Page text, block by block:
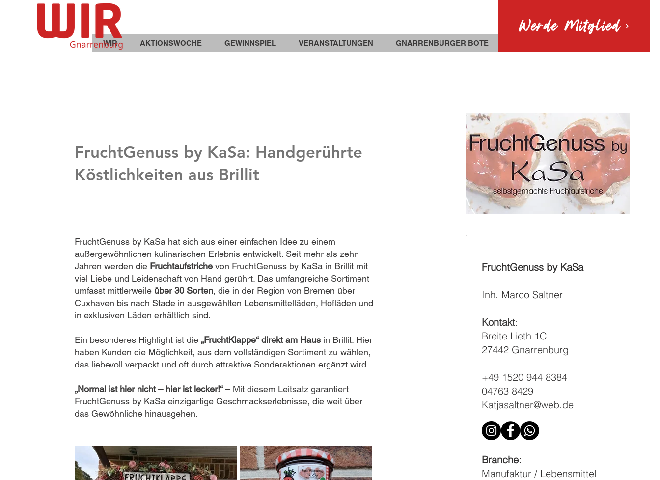
Werde Mitglied
WIR AKTIONSWOCHE GEWINNSPIEL VERANSTALTUNGEN GNARRENBURGER BOTE
FruchtGenuss by KaSa: Handgerührte
Köstlichkeiten aus Brillit
FruchtGenuss by KaSa hat sich aus einer einfachen Idee zu einem
außergewöhnlichen kulinarischen Erlebnis entwickelt. Seit mehr als zehn
Jahren werden die Fruchtaufstrichevon FruchtGenuss by KaSa in Brillit mit
viel Liebe und Leidenschaft von Hand gerührt. Das umfangreiche Sortiment
umfasst mittlerweile über 30 Sorten, die in der Region von Bremen über
Cuxhaven bis nach Stade in ausgewählten Lebensmittelläden, Hofläden und
in exklusiven Läden erhältlich sind.
Ein besonderes Highlight ist die„FruchtKlappe“ direkt am Haus in Brillit. Hier
haben Kunden die Möglichkeit, aus dem vollständigen Sortiment zu wählen,
das liebevoll verpackt und oft durch attraktive Sonderaktionen ergänzt wird.
„Normal ist hier nicht – hier ist lecker!“– Mit diesem Leitsatz garantiert
FruchtGenuss by KaSa einzigartige Geschmackserlebnisse, die weit über
das Gewöhnliche hinausgehen.
FruchtGenuss by KaSa
Inh. Marco Saltner
Kontakt:
Breite Lieth 1C
27442 Gnarrenburg
+49 1520 944 8384
04763 8429
Katjasaltner@web.de
Branche:
Manufaktur / Lebensmittel